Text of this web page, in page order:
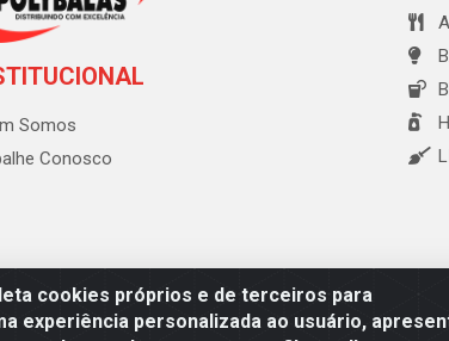
cookies próprios e de terceiros para
experiência personalizada ao usuário,
Somos
Conosco